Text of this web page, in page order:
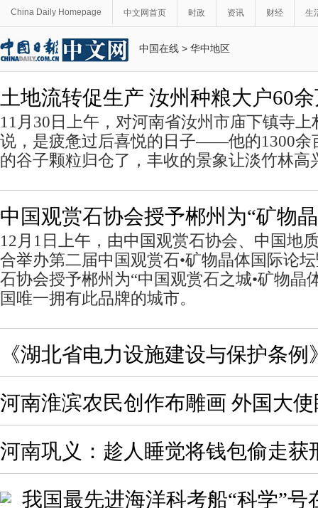
China Daily Homepage 中文网首页 时政 资讯 财经 生
中国在线 > 华中地区
土地流转促生产 汝州种粮大户60
11月30日上午，对河南省汝州市庙下镇寺
说，是疲惫过后喜悦的日子——他的1300余
的谷子颗粒归仓了，丰收的景象让淡竹林高
中国观赏石协会授予郴州为“矿物
12月1日上午，由中国观赏石协会、中国地
合举办第二届中国观赏石•矿物晶体国际论
石协会授予郴州为“中国观赏石之城•矿物晶
国唯一拥有此品牌的城市。
《湖北省电力设施建设与保护条例
河南淮滨农民创作布雕画 外国大
河南巩义：趁人睡觉将钱包偷走获
我国最先进海洋科考船“科学”号